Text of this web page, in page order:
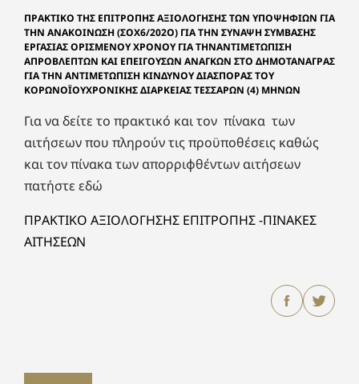
ΠΡΑΚΤΙΚΟ ΤΗΣ ΕΠΙΤΡΟΠΗΣ ΑΞΙΟΛΟΓΗΣΗΣ ΤΩΝ ΥΠΟΨΗΦΙΩΝ ΓΙΑ
ΤΗΝ ΑΝΑΚΟΙΝΩΣΗ (ΣΟΧ6/202Ο) ΓΙΑ ΤΗΝ ΣΥΝΑΨΗ ΣΥΜΒΑΣΗΣ
ΕΡΓΑΣΙΑΣ ΟΡΙΣΜΕΝΟΥ ΧΡΟΝΟΥ ΓΙΑ ΤΗΝΑΝΤΙΜΕΤΩΠΙΣΗ
ΑΠΡΟΒΛΕΠΤΩΝ ΚΑΙ ΕΠΕΙΓΟΥΣΩΝ ΑΝΑΓΚΩΝ ΣΤΟ ΔΗΜΟΤΑΝΑΓΡΑΣ
ΓΙΑ ΤΗΝ ΑΝΤΙΜΕΤΩΠΙΣΗ ΚΙΝΔΥΝΟΥ ΔΙΑΣΠΟΡΑΣ ΤΟΥ
ΚΟΡΩΝΟΪΟΥΧΡΟΝΙΚΗΣ ΔΙΑΡΚΕΙΑΣ ΤΕΣΣΑΡΩΝ (4) ΜΗΝΩΝ
Για να δείτε το πρακτικό και τον πίνακα των
αιτήσεων που πληρούν τις προϋποθέσεις καθώς
και τον πίνακα των απορριφθέντων αιτήσεων
πατήστε εδώ
ΠΡΑΚΤΙΚΟ ΑΞΙΟΛΟΓΗΣΗΣ ΕΠΙΤΡΟΠΗΣ -ΠΙΝΑΚΕΣ
ΑΙΤΗΣΕΩΝ